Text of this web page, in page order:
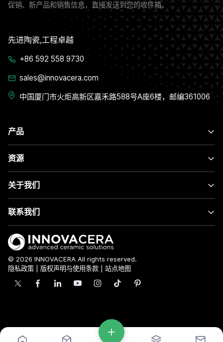
产品
资源
关于我们
联系我们
促销、新产品和销售信息，直接发送到您的收件箱。
先进陶瓷,工程卓越
+86 592 558 9730
sales@innovacera.com
中国厦门市火炬高新区嘉禾路588号A座6楼，邮编361006
© 2026 INNOVACERA All rights reserved.
隐私政策
版权声明与使用条款 站点地图